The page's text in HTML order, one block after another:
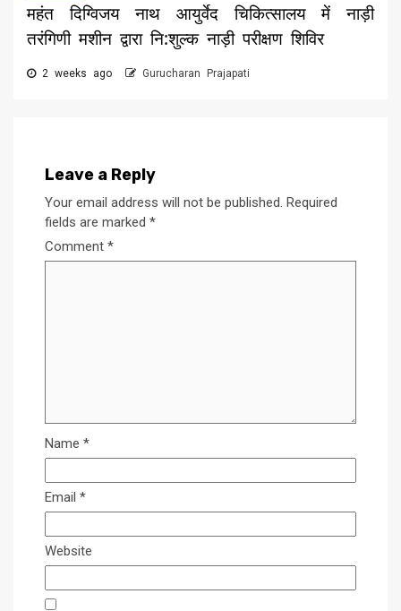
महंत दिग्विजय नाथ आयुर्वेद चिकित्सालय में नाड़ी
तरंगिणी मशीन द्वारा नि:शुल्क नाड़ी परीक्षण शिविर
2 weeks ago Gurucharan Prajapati
Leave a Reply
Your email address will not be published. Required
fields are marked *
Comment *
Name *
Email *
Website